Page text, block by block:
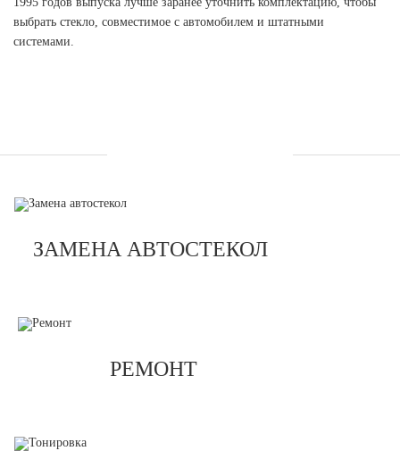
выбрать стекло, совместимое с автомобилем и штатными
системами.
ЗАМЕНА АВТОСТЕКОЛ
РЕМОНТ